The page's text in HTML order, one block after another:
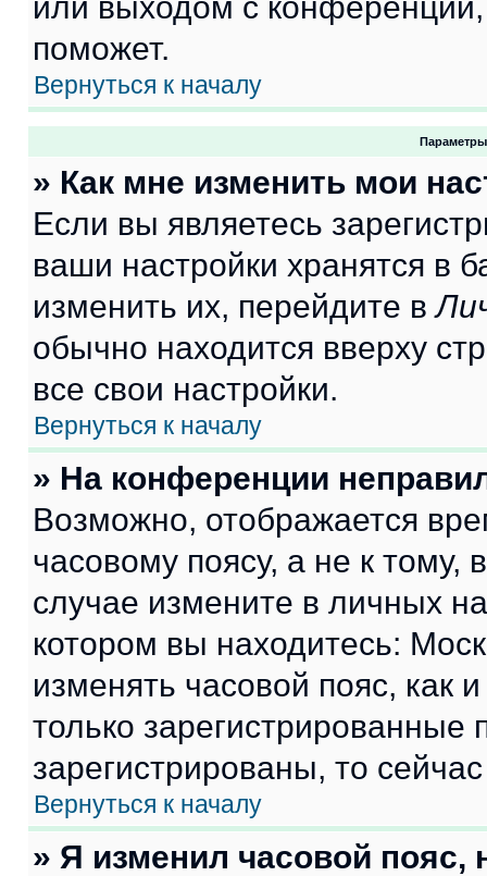
поможет.
Вернуться к началу
Параметры
» Как мне изменить мои
Если вы являетесь
ваши настройки хранятся в
изменить их, перейдите в
обычно находится вверху
все свои настройки.
Вернуться к началу
» На конференции
Возможно, отображается
часовому поясу, а не к тому,
случае измените в личных
котором вы находитесь:
изменять часовой пояс, как
только
зарегистрированы, то
Вернуться к началу
» Я изменил часовой пояс,